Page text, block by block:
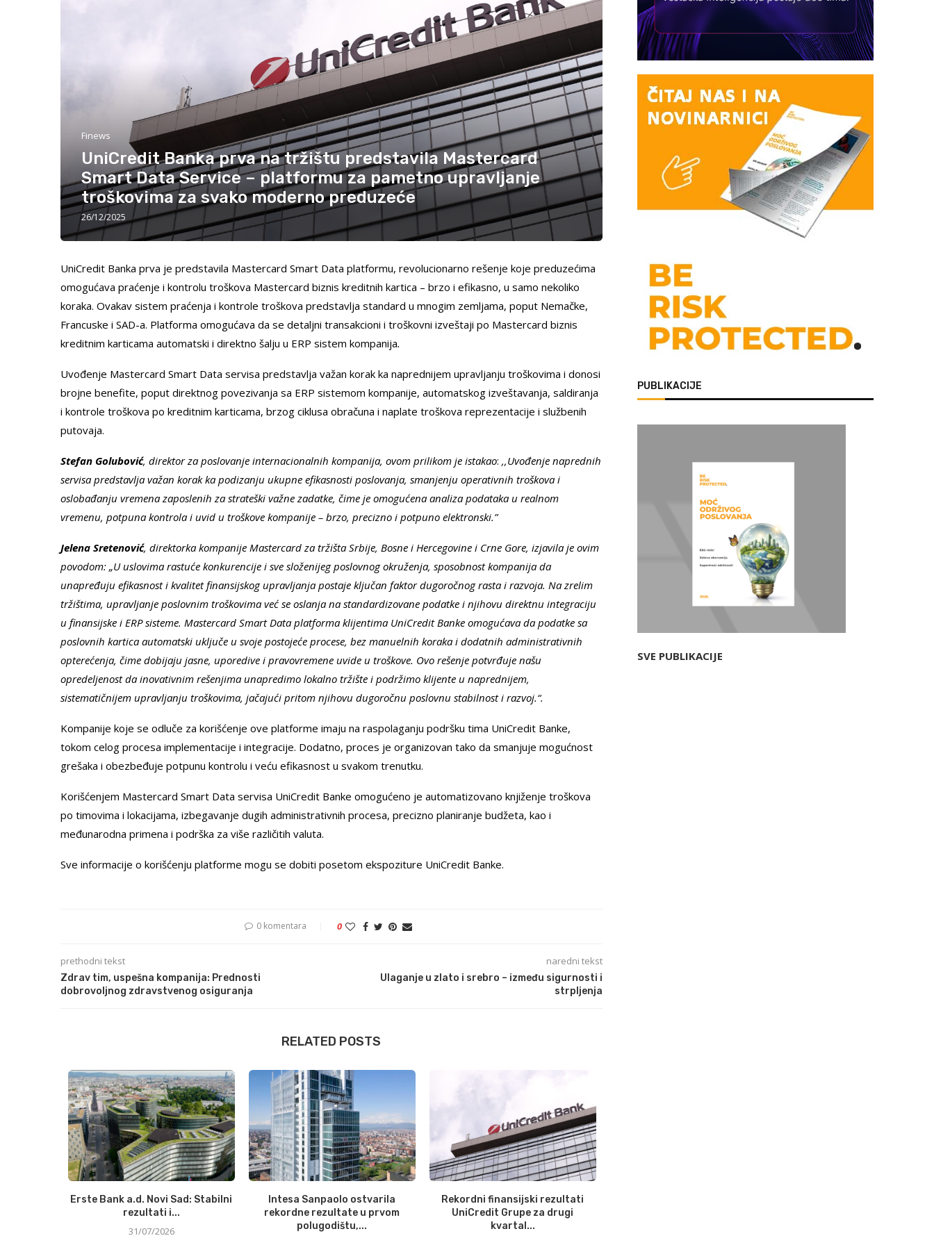
Finews
UniCredit Banka prva na tržištu predstavila Mastercard
Smart Data Service – platformu za pametno upravljanje
troškovima za svako moderno preduzeće
26/12/2025
UniCredit Banka prva je predstavila Mastercard Smart Data platformu, revolucionarno rešenje koje preduzećima
omogućava praćenje i kontrolu troškova Mastercard biznis kreditnih kartica – brzo i efikasno, u samo nekoliko
koraka. Ovakav sistem praćenja i kontrole troškova predstavlja standard u mnogim zemljama, poput Nemačke,
Francuske i SAD-a. Platforma omogućava da se detaljni transakcioni i troškovni izveštaji po Mastercard biznis
kreditnim karticama automatski i direktno šalju u ERP sistem kompanija.
Uvođenje Mastercard Smart Data servisa predstavlja važan korak ka naprednijem upravljanju troškovima i donosi
brojne benefite, poput direktnog povezivanja sa ERP sistemom kompanije, automatskog izveštavanja, saldiranja
i kontrole troškova po kreditnim karticama, brzog ciklusa obračuna i naplate troškova reprezentacije i službenih
putovaja.
Stefan Golubović, direktor za poslovanje internacionalnih kompanija, ovom prilikom je istakao: ,,Uvođenje naprednih
servisa predstavlja važan korak ka podizanju ukupne efikasnosti poslovanja, smanjenju operativnih troškova i
oslobađanju vremena zaposlenih za strateški važne zadatke, čime je omogućena analiza podataka u realnom
vremenu, potpuna kontrola i uvid u troškove kompanije – brzo, precizno i potpuno elektronski.”
Jelena Sretenović, direktorka kompanije Mastercard za tržišta Srbije, Bosne i Hercegovine i Crne Gore, izjavila je ovim
povodom: „U uslovima rastuće konkurencije i sve složenijeg poslovnog okruženja, sposobnost kompanija da
unapređuju efikasnost i kvalitet finansijskog upravljanja postaje ključan faktor dugoročnog rasta i razvoja. Na zrelim
tržištima, upravljanje poslovnim troškovima već se oslanja na standardizovane podatke i njihovu direktnu integraciju
u finansijske i ERP sisteme. Mastercard Smart Data platforma klijentima UniCredit Banke omogućava da podatke sa
poslovnih kartica automatski uključe u svoje postojeće procese, bez manuelnih koraka i dodatnih administrativnih
opterećenja, čime dobijaju jasne, uporedive i pravovremene uvide u troškove. Ovo rešenje potvrđuje našu
opredeljenost da inovativnim rešenjima unapredimo lokalno tržište i podržimo klijente u naprednijem,
sistematičnijem upravljanju troškovima, jačajući pritom njihovu dugoročnu poslovnu stabilnost i razvoj.“.
Kompanije koje se odluče za korišćenje ove platforme imaju na raspolaganju podršku tima UniCredit Banke,
tokom celog procesa implementacije i integracije. Dodatno, proces je organizovan tako da smanjuje mogućnost
grešaka i obezbeđuje potpunu kontrolu i veću efikasnost u svakom trenutku.
Korišćenjem Mastercard Smart Data servisa UniCredit Banke omogućeno je automatizovano knjiženje troškova
po timovima i lokacijama, izbegavanje dugih administrativnih procesa, precizno planiranje budžeta, kao i
međunarodna primena i podrška za više različitih valuta.
Sve informacije o korišćenju platforme mogu se dobiti posetom ekspoziture UniCredit Banke.
0 komentara 0
prethodni tekst
Zdrav tim, uspešna kompanija: Prednosti
dobrovoljnog zdravstvenog osiguranja
naredni tekst
Ulaganje u zlato i srebro – između sigurnosti i
strpljenja
RELATED POSTS
Erste Bank a.d. Novi Sad: Stabilni
rezultati i...
31/07/2026
Intesa Sanpaolo ostvarila
rekordne rezultate u prvom
polugodištu,...
Rekordni finansijski rezultati
UniCredit Grupe za drugi
kvartal...
PUBLIKACIJE
SVE PUBLIKACIJE